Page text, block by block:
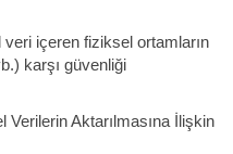
içeren fiziksel ortamların
karşı güvenliği
Aktarılmasına İlişkin